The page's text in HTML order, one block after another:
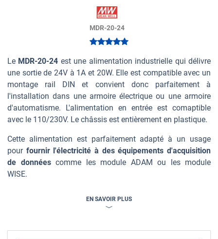
MDR-20-24
Le MDR-20-24 est une alimentation industrielle qui délivre
une sortie de 24V à 1A et 20W. Elle est compatible avec un
montage rail DIN et convient donc parfaitement à
l'installation dans une armoire électrique ou une armoire
d'automatisme. L'alimentation en entrée est comaptible
avec le 110/230V. Le châssis est entièrement en plastique.
Cette alimentation est parfaitement adapté à un usage
pour fournir l'électricité à des équipements d'acquisition
de donnéescomme les module ADAM ou les module
WISE.
EN SAVOIR PLUS